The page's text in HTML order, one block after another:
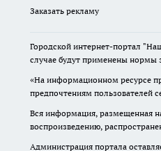
Заказать рекламу
Городской интернет-портал
случае будут применены нормы
«На информационном ресурсе
предпочтениям пользователей
Вся информация, размещенная
воспроизведению,
Администрация портала